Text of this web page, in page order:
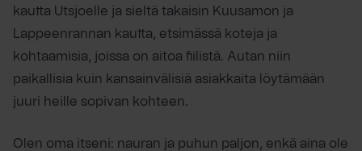
kautta Utsjoelle ja sieltä takaisin Kuusamon ja
Lappeenrannan kautta, etsimässä koteja ja
kohtaamisia, joissa on aitoa fiilistä. Autan niin
paikallisia kuin kansainvälisiä asiakkaita löytämään
juuri heille sopivan kohteen.
Olen oma itseni: nauran ja puhun paljon, enkä aina ole